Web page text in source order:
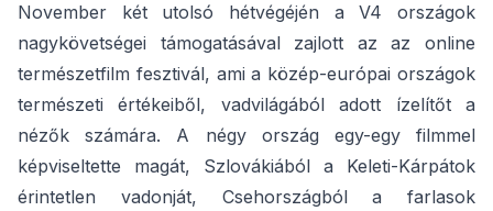
November két utolsó hétvégéjén a V4 országok
nagykövetségei támogatásával zajlott az az online
természetfilm fesztivál, ami a közép-európai országok
természeti értékeiből, vadvilágából adott ízelítőt a
nézők számára. A négy ország egy-egy filmmel
képviseltette magát, Szlovákiából a Keleti-Kárpátok
érintetlen vadonját, Csehországból a farlasok